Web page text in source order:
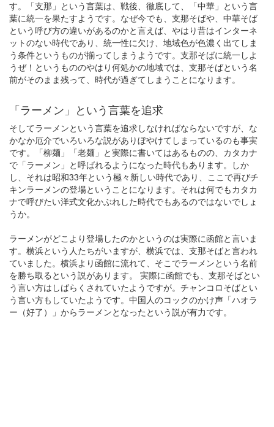
す。「支那」という言葉は、戦後、徹底して、「中華」という言
葉に統一を果たすようです。なぜ今でも、支那そばや、中華そば
という呼び方の違いがあるのかと言えば、やはり昔はインターネ
ットのない時代であり、統一性に欠け、地域色が色濃く出てしま
う条件というものが揃ってしまうようです。支那そばに統一しよ
うぜ！というもののやはり何処かの地域では、支那そばという名
前がそのまま残って、時代が過ぎてしまうことになります。
「ラーメン」という言葉を追求
そしてラーメンという言葉を追求しなければならないですが、な
かなか厄介でいろいろな説がありぼやけてしまっているのも事実
です。「柳麺」「老麺」と実際に書いてはあるものの、カタカナ
で「ラーメン」と呼ばれるようになった時代もあります。しか
し、それは昭和33年という極々新しい時代であり、ここで再びチ
キンラーメンの登場ということになります。それは何でもカタカ
ナで呼びたい洋式文化かぶれした時代でもあるのではないでしょ
うか。
ラーメンがどこより登場したのかというのは実際に函館と言いま
す。横浜という人たちがいますが、横浜では、支那そばと言われ
ていました。横浜より函館に流れて、そこでラーメンという名前
を勝ち取るという説があります。 実際に函館でも、支那そばとい
う言い方はしばらくされていたようですが。チャンコロそばとい
う言い方もしていたようです。中国人のコックのかけ声「ハオラ
ー（好了）」からラーメンとなったという説が有力です。